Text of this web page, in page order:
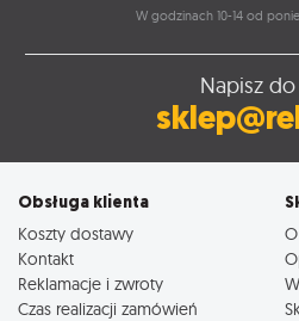
W godzinach 10-14 od
Napisz do
Obsługa klienta
Koszty dostawy
Kontakt
Reklamacje i zwroty
Czas realizacji zamówień